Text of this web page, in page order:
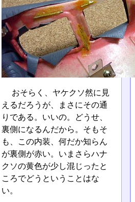
おそらく、ヤケクソ然に見
えるだろうが、まさにその通
りである。いいの。どうせ、
裏側になるんだから。そもそ
も、この内装、何だか知らん
が裏側が赤い。いまさらハナ
クソの黄色が少し混じったと
ころでどうということはな
い。